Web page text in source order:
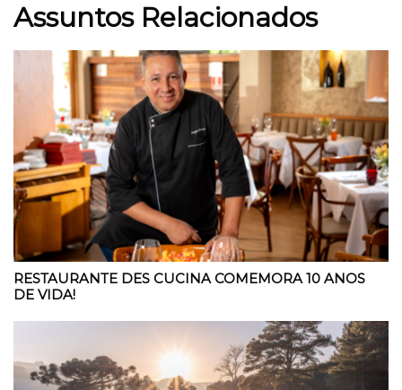
Assuntos Relacionados
RESTAURANTE DES CUCINA COMEMORA 10 ANOS
DE VIDA!